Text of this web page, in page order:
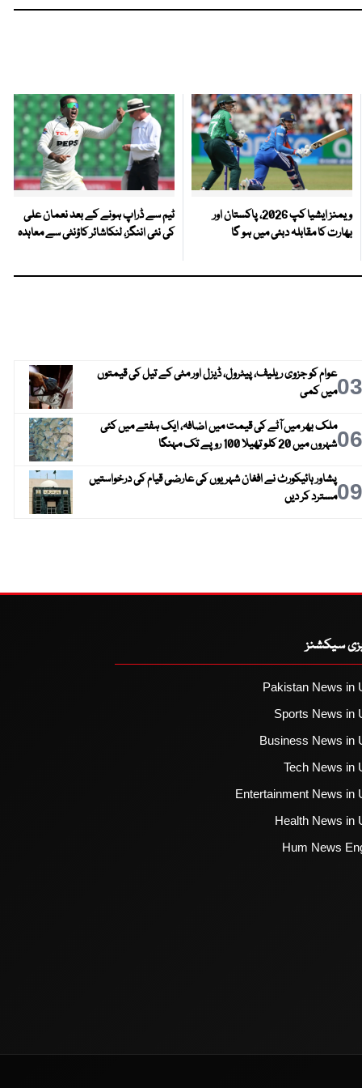
ویمنز ایشیا کپ 2026، پاکستان اور
بھارت کا مقابلہ دبئی میں ہو گا
ٹیم سے ڈراپ ہونے کے بعد نعمان علی
کی نئی اننگز، لنکاشائر کاؤنٹی سے معاہدہ
03عوام کو جزوی ریلیف، پیٹرول، ڈیزل اور مٹی کے تیل کی قیمتوں
میں کمی
06ملک بھر میں آٹے کی قیمت میں اضافہ، ایک ہفتے میں کئی
شہروں میں 20 کلو تھیلا 100 روپے تک مہنگا
09پشاور ہائیکورٹ نے افغان شہریوں کی عارضی قیام کی درخواستیں
مسترد کر دیں
سیکشنز
Pakistan News in
Sports News in
Business News in
Tech News in
Entertainment News in
Health News in
Hum News